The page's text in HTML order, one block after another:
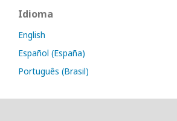
Idioma
English
Español (España)
Português (Brasil)